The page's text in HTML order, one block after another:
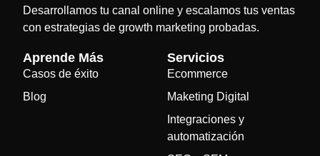
Desarrollamos tu canal online y escalamos tus ventas
con estrategias de growth marketing probadas.
Aprende Más
Casos de éxito
Blog
Servicios
Ecommerce
Maketing Digital
Integraciones y
automatización